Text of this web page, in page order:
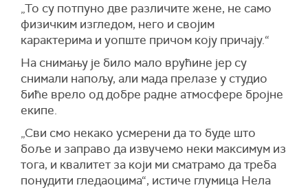
„То су потпуно две различите жене, не само
физичким изгледом, него и својим
карактерима и уопште причом коју причају.“
На снимању је било мало врућине јер су
снимали напољу, али мада прелазе у студио
биће врело од добре радне атмосфере бројне
екипе.
„Сви смо некако усмерени да то буде што
боље и заправо да извучемо неки максимум из
тога, и квалитет за који ми сматрамо да треба
понудити гледаоцима“, истиче глумица Нела